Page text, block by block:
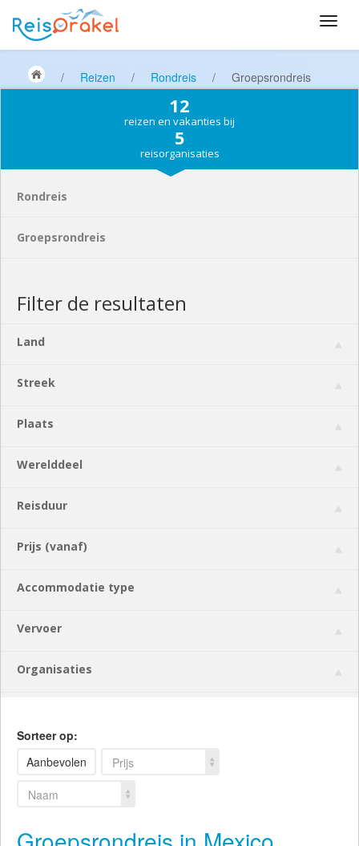
/ Reizen / Rondreis / Groepsrondreis
12
reizen en vakanties bij
5
reisorganisaties
Rondreis
Groepsrondreis
Filter de resultaten
Land
Streek
Plaats
Werelddeel
Reisduur
Prijs (vanaf)
Accommodatie type
Vervoer
Organisaties
Sorteer op:
Aanbevolen
Prijs
Naam